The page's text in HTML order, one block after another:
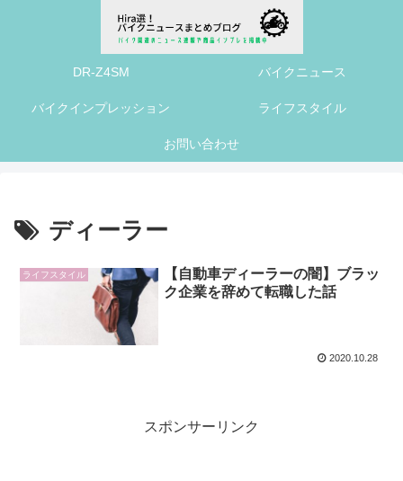
DR-Z4SM バイクニュース
バイクインプレッション ライフスタイル
お問い合わせ
ディーラー
ライフスタイル
【自動車ディーラーの闇】ブラッ
ク企業を辞めて転職した話
2020.10.28
スポンサーリンク